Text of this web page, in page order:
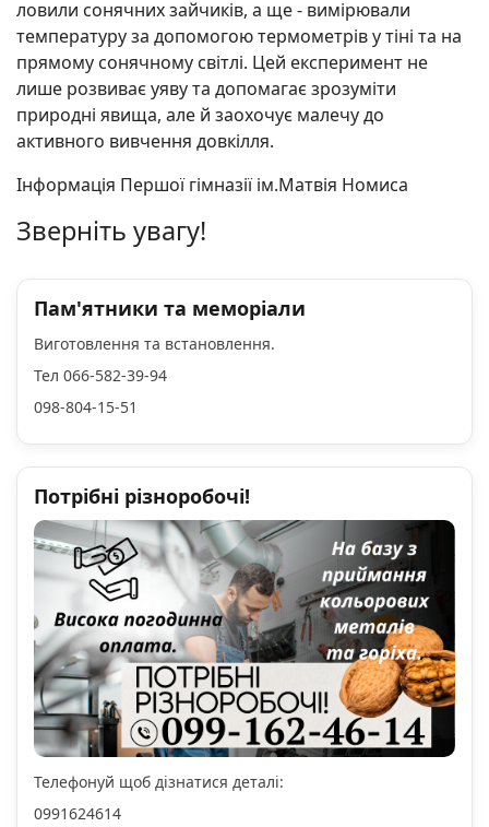
ловили сонячних зайчиків, а ще - вимірювали
температуру за допомогою термометрів у тіні та на
прямому сонячному світлі. Цей експеримент не
лише розвиває уяву та допомагає зрозуміти
природні явища, але й заохочує малечу до
активного вивчення довкілля.
Інформація Першої гімназії ім.Матвія Номиса
Зверніть увагу!
Пам'ятники та меморіали
Виготовлення та встановлення.
Тел 066-582-39-94
098-804-15-51
Потрібні різноробочі!
Телефонуй щоб дізнатися деталі:
0991624614